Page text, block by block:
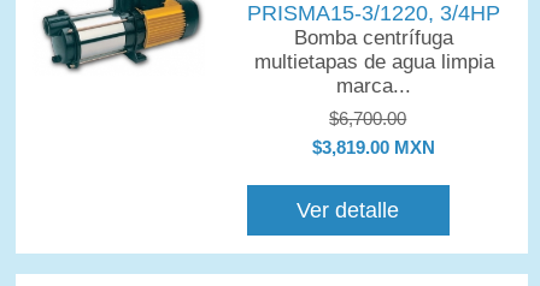
PRISMA15-3/1220, 3/4HP
Bomba centrífuga
multietapas de agua limpia
marca...
$6,700.00
$3,819.00 MXN
Ver detalle